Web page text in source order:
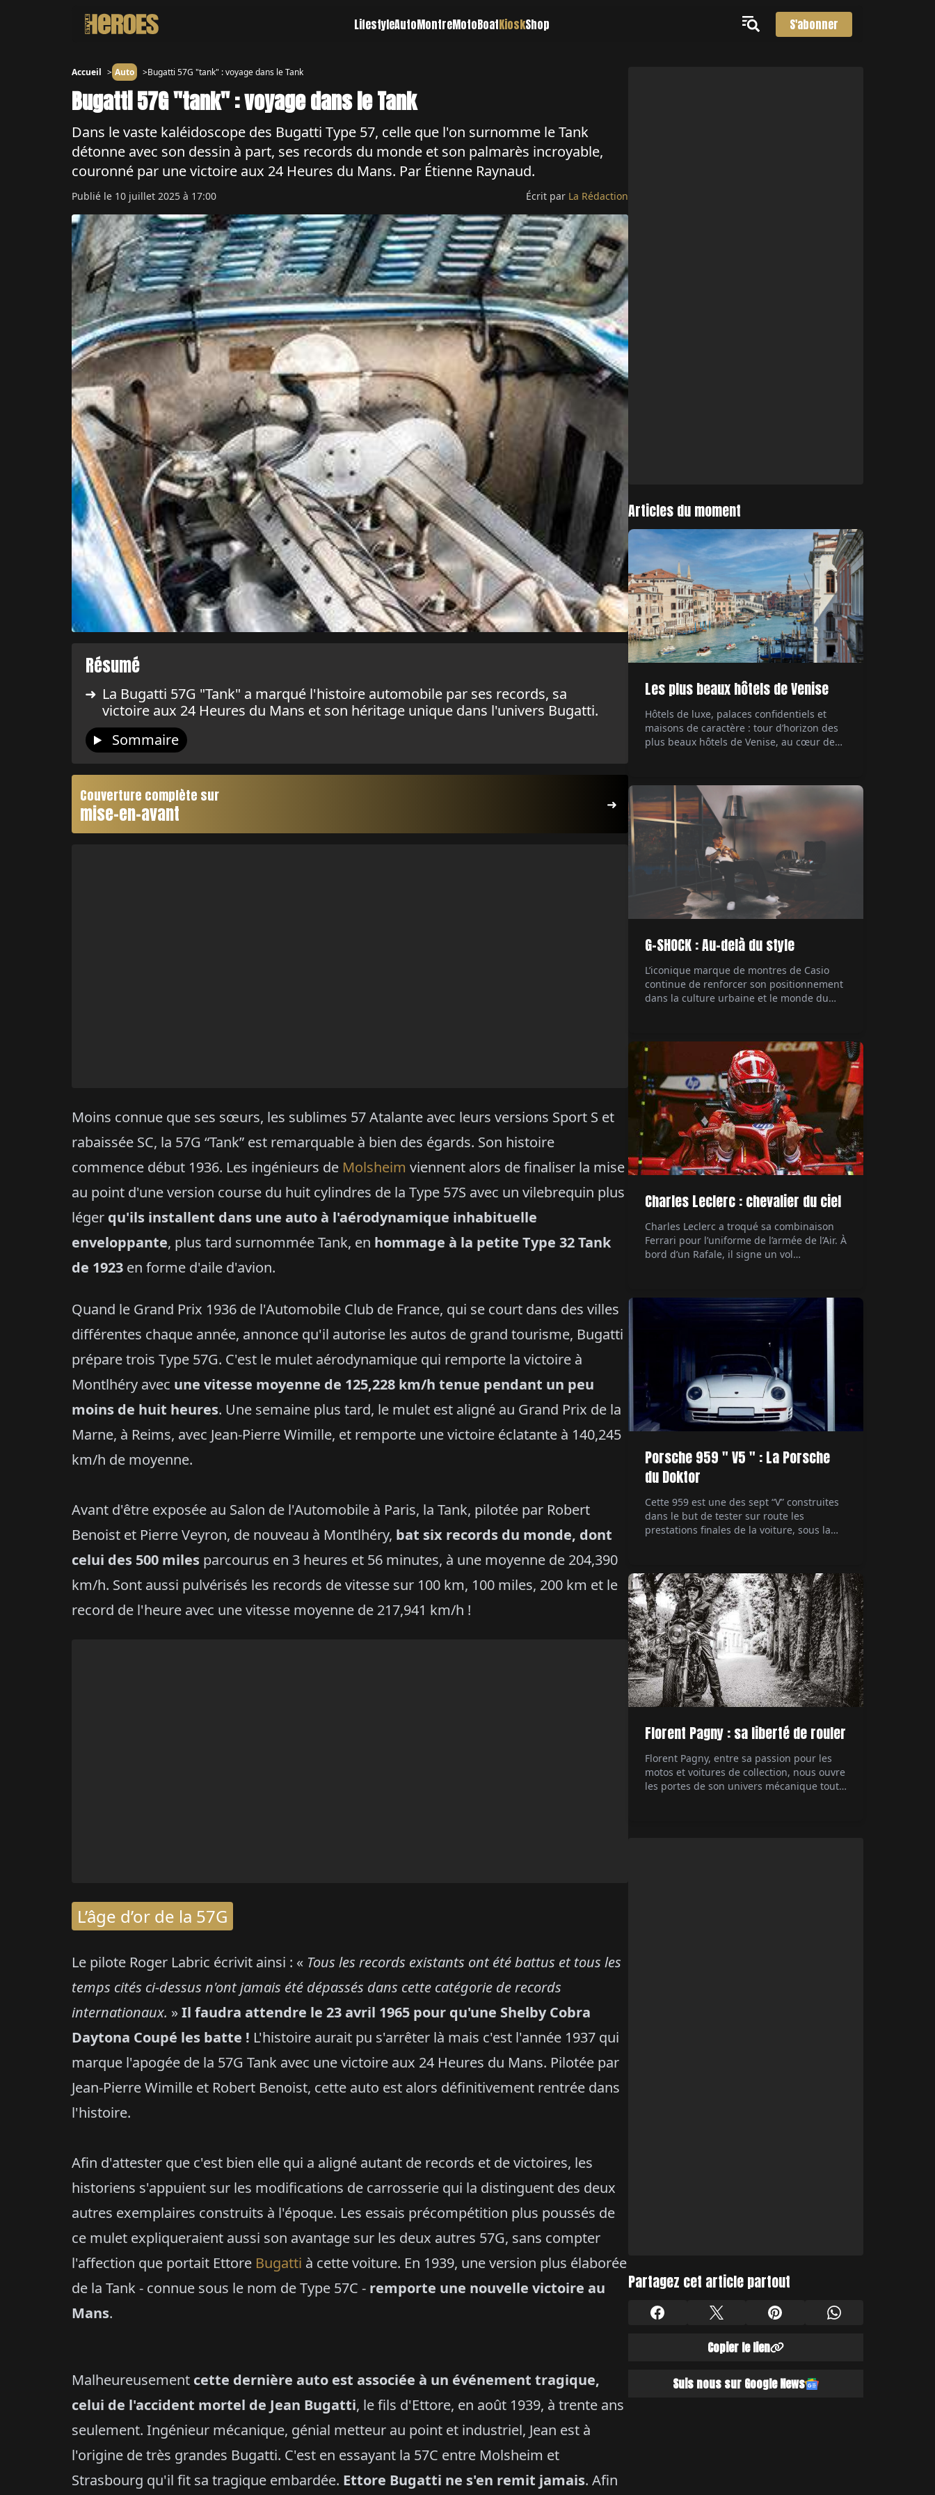
LifestyleAutoMontreMotoBoatKioskShop S'abonner
Accueil Auto Bugatti 57G "tank" : voyage dans le Tank
Bugatti 57G "tank" : voyage dans le Tank
Dans le vaste kaléidoscope des Bugatti Type 57, celle que l'on surnomme le Tank
détonne avec son dessin à part, ses records du monde et son palmarès incroyable,
couronné par une victoire aux 24 Heures du Mans. Par Étienne Raynaud.
Publié le 10 juillet 2025 à 17:00 Écrit par La Rédaction
Résumé
La Bugatti 57G "Tank" a marqué l'histoire automobile par ses records, sa
victoire aux 24 Heures du Mans et son héritage unique dans l'univers Bugatti.
Sommaire
Couverture complète sur
mise-en-avant
Moins connue que ses sœurs, les sublimes 57 Atalante avec leurs versions Sport S et
rabaissée SC, la 57G “Tank” est remarquable à bien des égards. Son histoire
commence début 1936. Les ingénieurs de Molsheim viennent alors de finaliser la mise
au point d'une version course du huit cylindres de la Type 57S avec un vilebrequin plus
léger qu'ils installent dans une auto à l'aérodynamique inhabituelle
enveloppante, plus tard surnommée Tank, en hommage à la petite Type 32 Tank
de 1923 en forme d'aile d'avion.
Quand le Grand Prix 1936 de l'Automobile Club de France, qui se court dans des villes
différentes chaque année, annonce qu'il autorise les autos de grand tourisme, Bugatti
prépare trois Type 57G. C'est le mulet aérodynamique qui remporte la victoire à
Montlhéry avec une vitesse moyenne de 125,228 km/h tenue pendant un peu
moins de huit heures. Une semaine plus tard, le mulet est aligné au Grand Prix de la
Marne, à Reims, avec Jean-Pierre Wimille, et remporte une victoire éclatante à 140,245
km/h de moyenne.
Avant d'être exposée au Salon de l'Automobile à Paris, la Tank, pilotée par Robert
Benoist et Pierre Veyron, de nouveau à Montlhéry, bat six records du monde, dont
celui des 500 miles parcourus en 3 heures et 56 minutes, à une moyenne de 204,390
km/h. Sont aussi pulvérisés les records de vitesse sur 100 km, 100 miles, 200 km et le
record de l'heure avec une vitesse moyenne de 217,941 km/h !
L’âge d’or de la 57G
Le pilote Roger Labric écrivit ainsi : « Tous les records existants ont été battus et tous les
temps cités ci-dessus n'ont jamais été dépassés dans cette catégorie de records
internationaux. »Il faudra attendre le 23 avril 1965 pour qu'une Shelby Cobra
Daytona Coupé les batte ! L'histoire aurait pu s'arrêter là mais c'est l'année 1937 qui
marque l'apogée de la 57G Tank avec une victoire aux 24 Heures du Mans. Pilotée par
Jean-Pierre Wimille et Robert Benoist, cette auto est alors définitivement rentrée dans
l'histoire.
Afin d'attester que c'est bien elle qui a aligné autant de records et de victoires, les
historiens s'appuient sur les modifications de carrosserie qui la distinguent des deux
autres exemplaires construits à l'époque. Les essais précompétition plus poussés de
ce mulet expliqueraient aussi son avantage sur les deux autres 57G, sans compter
l'affection que portait Ettore Bugatti à cette voiture. En 1939, une version plus élaborée
de la Tank - connue sous le nom de Type 57C - remporte une nouvelle victoire au
Mans.
Malheureusement cette dernière auto est associée à un événement tragique,
celui de l'accident mortel de Jean Bugatti, le fils d'Ettore, en août 1939, à trente ans
seulement. Ingénieur mécanique, génial metteur au point et industriel, Jean est à
l'origine de très grandes Bugatti. C'est en essayant la 57C entre Molsheim et
Strasbourg qu'il fit sa tragique embardée. Ettore Bugatti ne s'en remit jamais. Afin
Articles du moment
Les plus beaux hôtels de Venise
Hôtels de luxe, palaces confidentiels et
maisons de caractère : tour d’horizon des
plus beaux hôtels de Venise, au cœur de
G-SHOCK : Au-delà du style
L’iconique marque de montres de Casio
continue de renforcer son positionnement
dans la culture urbaine et le monde du
la scène musicale actuelle, devient son
ambassadeur. Un mariage naturel entre
style et authenticité. Par Hubert de la
Batte.
Charles Leclerc : chevalier du ciel
Charles Leclerc a troqué sa combinaison
Ferrari pour l’uniforme de l’armée de l’Air. À
bord d’un Rafale, il signe un vol
Porsche 959 " V5 " : La Porsche
du Doktor
Cette 959 est une des sept “V” construites
dans le but de tester sur route les
prestations finales de la voiture, sous la
technologique des années 80, la 959
démontre à l'époque à quel point il est
possible de pousser à l'extrême ce dont est
capable une […]
Florent Pagny : sa liberté de rouler
Florent Pagny, entre sa passion pour les
motos et voitures de collection, nous ouvre
les portes de son univers mécanique tout
Partagez cet article partout
Copier le lien
Suis nous sur Google News